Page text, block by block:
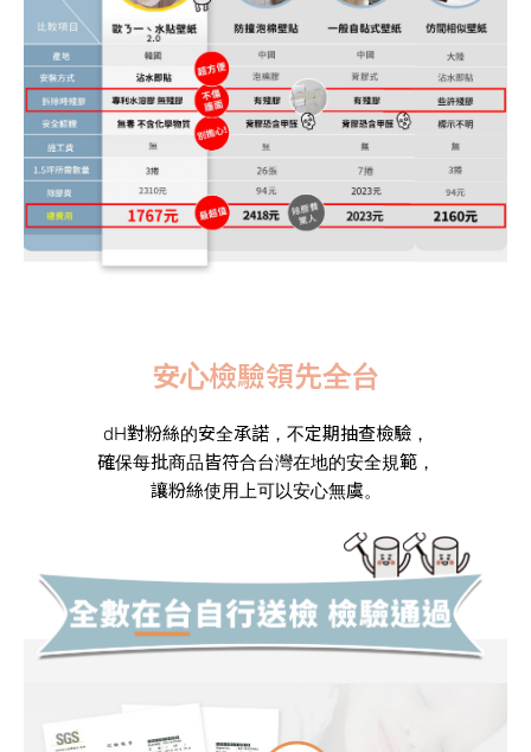
安心檢驗領先全台
dH對粉絲的安全承諾，不定期抽查檢驗，
確保每批商品皆符合台灣在地的安全規範，
讓粉絲使用上可以安心無虞。